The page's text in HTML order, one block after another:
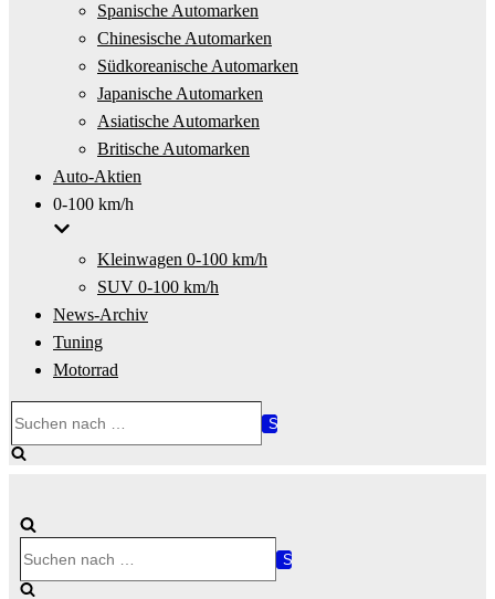
Spanische Automarken
Chinesische Automarken
Südkoreanische Automarken
Japanische Automarken
Asiatische Automarken
Britische Automarken
Auto-Aktien
0-100 km/h
Kleinwagen 0-100 km/h
SUV 0-100 km/h
News-Archiv
Tuning
Motorrad
nach …
nach …